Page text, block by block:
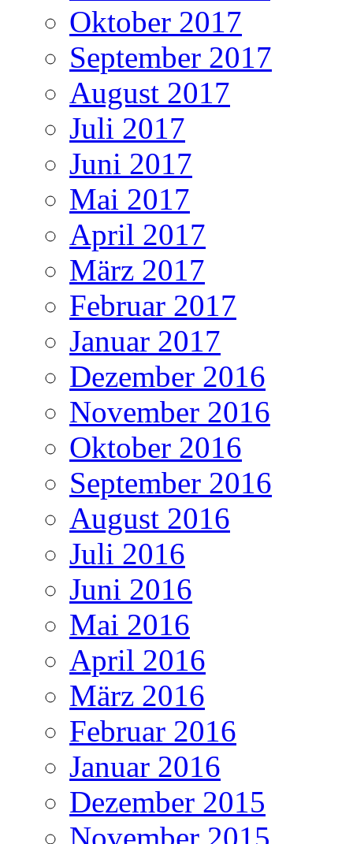
Oktober 2017
September 2017
August 2017
Juli 2017
Juni 2017
Mai 2017
April 2017
März 2017
Februar 2017
Januar 2017
Dezember 2016
November 2016
Oktober 2016
September 2016
August 2016
Juli 2016
Juni 2016
Mai 2016
April 2016
März 2016
Februar 2016
Januar 2016
Dezember 2015